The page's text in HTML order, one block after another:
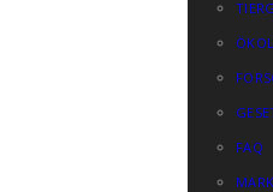
FAQ